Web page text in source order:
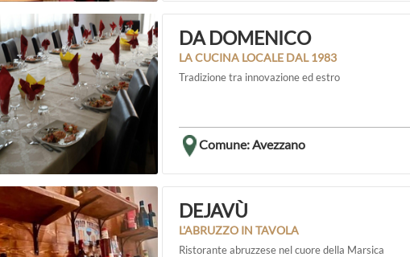
DA DOMENICO
LA CUCINA LOCALE DAL 1983
Tradizione tra innovazione ed estro
Comune: Avezzano
DEJAVÙ
L'ABRUZZO IN TAVOLA
Ristorante abruzzese nel cuore della Marsica